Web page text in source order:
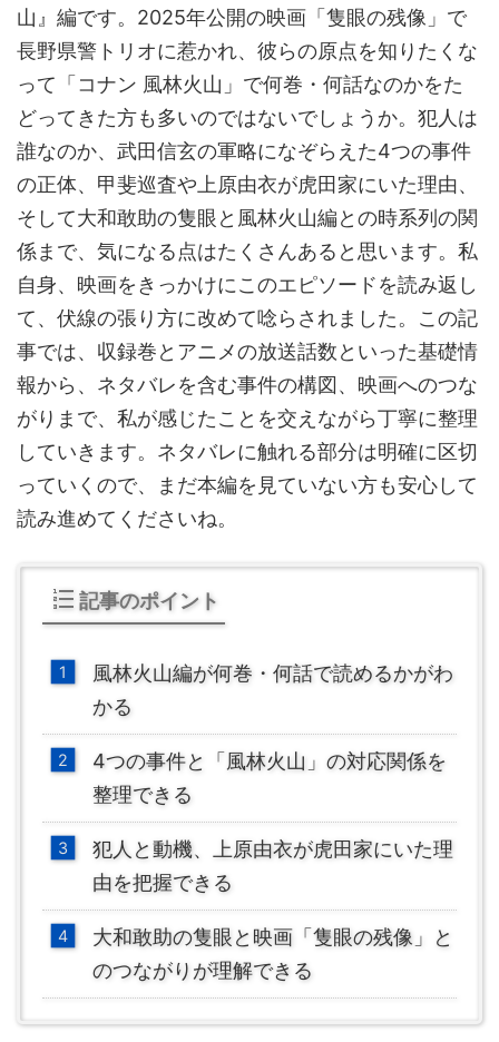
山』編です。2025年公開の映画「隻眼の残像」で
長野県警トリオに惹かれ、彼らの原点を知りたくな
って「コナン 風林火山」で何巻・何話なのかをた
どってきた方も多いのではないでしょうか。犯人は
誰なのか、武田信玄の軍略になぞらえた4つの事件
の正体、甲斐巡査や上原由衣が虎田家にいた理由、
そして大和敢助の隻眼と風林火山編との時系列の関
係まで、気になる点はたくさんあると思います。私
自身、映画をきっかけにこのエピソードを読み返し
て、伏線の張り方に改めて唸らされました。この記
事では、収録巻とアニメの放送話数といった基礎情
報から、ネタバレを含む事件の構図、映画へのつな
がりまで、私が感じたことを交えながら丁寧に整理
していきます。ネタバレに触れる部分は明確に区切
っていくので、まだ本編を見ていない方も安心して
読み進めてくださいね。
記事のポイント
風林火山編が何巻・何話で読めるかがわ
かる
4つの事件と「風林火山」の対応関係を
整理できる
犯人と動機、上原由衣が虎田家にいた理
由を把握できる
大和敢助の隻眼と映画「隻眼の残像」と
のつながりが理解できる